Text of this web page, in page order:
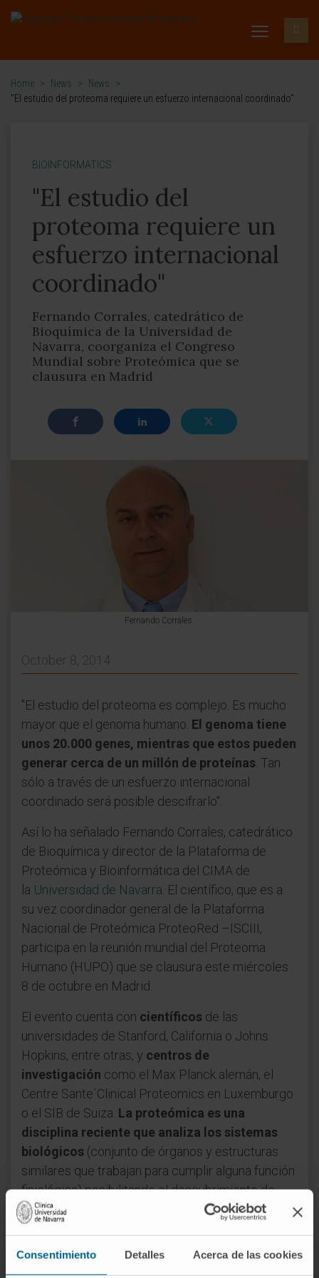
Consentimiento Detalles Acerca de las cookies
Home > News > News
>
"El estudio del proteoma requiere un esfuerzo internacional coordinado"
BIOINFORMATICS
"El estudio del
proteoma requiere un
esfuerzo internacional
coordinado"
Fernando Corrales, catedrático de
Bioquímica de la Universidad de
Navarra, coorganiza el Congreso
Mundial sobre Proteómica que se
clausura en Madrid
Fernando Corrales.
October 8, 2014
"El estudio del proteoma es complejo. Es mucho
mayor que el genoma humano. El genoma tiene
unos 20.000 genes, mientras que estos pueden
generar cerca de un millón de proteínas . Tan
sólo a través de un esfuerzo internacional
coordinado será posible descifrarlo".
Así lo ha señalado Fernando Corrales, catedrático
de Bioquímica y director de la Plataforma de
Proteómica y Bioinformática del CIMA de
la Universidad de Navarra . El científico, que es a
su vez coordinador general de la Plataforma
Nacional de Proteómica ProteoRed –ISCIII,
participa en la reunión mundial del Proteoma
Humano (HUPO) que se clausura este miércoles
8 de octubre en Madrid.
El evento cuenta con científicos de las
universidades de Stanford, California o Johns
Hopkins, entre otras, y centros de
investigación como el Max Planck alemán, el
Centre Sante`Clinical Proteomics en Luxemburgo
o el SIB de Suiza. La proteómica es una
disciplina reciente que analiza los sistemas
biológicos (conjunto de órganos y estructuras
similares que trabajan para cumplir alguna función
fisiológica) posibilitando el descubrimiento de
biomarcadores de utilidad para el diagnóstico y
pronóstico de enfermedades así como de dianas
para el desarrollo de nuevos fármacos.